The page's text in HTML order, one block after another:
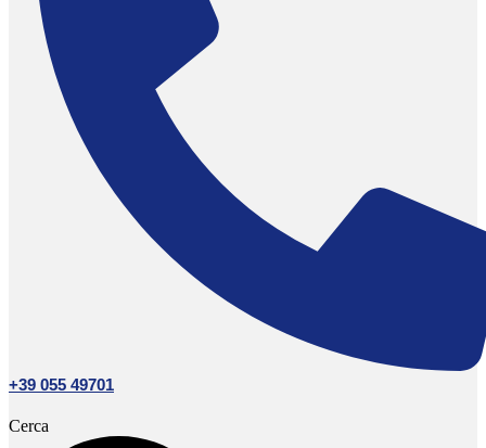
+39 055 49701
Cerca